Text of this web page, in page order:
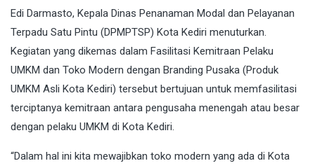
Edi Darmasto, Kepala Dinas Penanaman Modal dan Pelayanan
Terpadu Satu Pintu (DPMPTSP) Kota Kediri menuturkan.
Kegiatan yang dikemas dalam Fasilitasi Kemitraan Pelaku
UMKM dan Toko Modern dengan Branding Pusaka (Produk
UMKM Asli Kota Kediri) tersebut bertujuan untuk memfasilitasi
terciptanya kemitraan antara pengusaha menengah atau besar
dengan pelaku UMKM di Kota Kediri.
“Dalam hal ini kita mewajibkan toko modern yang ada di Kota